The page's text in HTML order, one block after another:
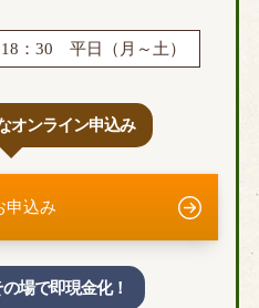
：30 平日（月～土）
オンライン申込み
申込み
場で即現金化！